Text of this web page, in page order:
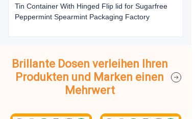
Brillante Dosen verleihen Ihren
Produkten und Marken einen
Mehrwert